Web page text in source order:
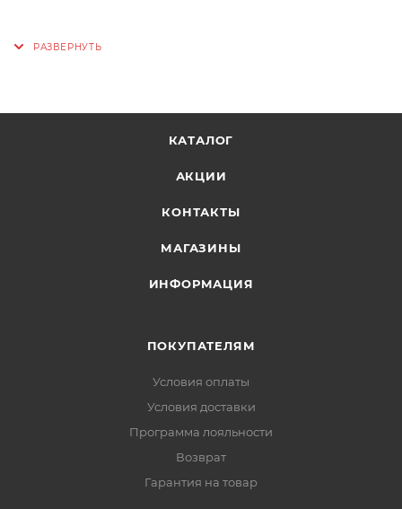
КАТАЛОГ
АКЦИИ
КОНТАКТЫ
МАГАЗИНЫ
ИНФОРМАЦИЯ
ПОКУПАТЕЛЯМ
Условия оплаты
Условия доставки
Программа лояльности
Возврат
Гарантия на товар